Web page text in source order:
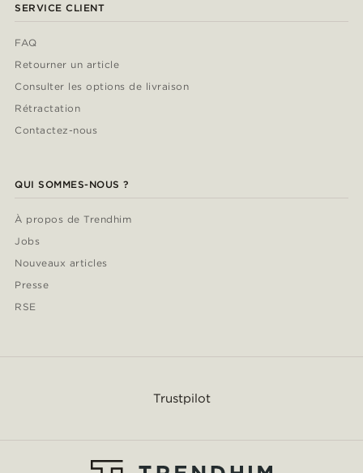
SERVICE CLIENT
FAQ
Retourner un article
Consulter les options de livraison
Rétractation
Contactez-nous
QUI SOMMES-NOUS ?
À propos de Trendhim
Jobs
Nouveaux articles
Presse
RSE
Trustpilot